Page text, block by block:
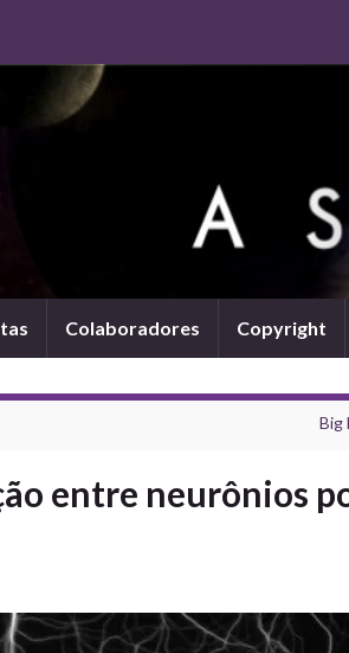
Colaboradores Copyright
Big
entre neurônios